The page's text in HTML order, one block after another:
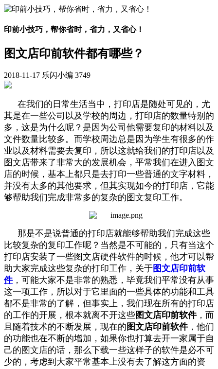
印前小技巧，帮你省时，省力，又省心！
图文店印前软件都有哪些？
2018-11-17 乐闪小编 3749
在我们的日常生活当中，打印店是随处可见的，尤
其是在一些公司以及学校的周边，打印店的数量特别的
多，这是为什么呢？是因为公司他需要复印的材料以及
文件数量比较多。而学校周边总是因为学生有很多的作
业以及材料需要去复印，所以这就给我们的打印店以及
图文店带来了非常大的发展机会，平常我们在进入图文
店的时候，基本上都只是去打印一些普通的文字材料，
并没有太多的其他要求，但其实现如今的打印店，它能
够帮助我们完成非常多的复杂的图文复印工作。
那是不是说普通的打印店就能够帮助我们完成这些
比较复杂的复印工作呢？当然是不可能的，只有当这个
打印店安装了一些图文店硬件软件的时候，他才可以帮
助大家完成这些复杂的打印工作，关于图文店印前软
件，可能大家不是非常的熟悉，毕竟我们平常没有从事
这一项工作，所以对于它里面的一些具体的功能和工具
都不是非常的了解，但事实上，我们现在所有的打印店
的工作的开展，根本就离不开这些图文店印前软件，而
且随着技术的不断发展，现在的 图文店印前软件，他们
的功能也在不断的增加，如果你也打算去开一家属于自
己的图文店的话，那么下载一些这样子的软件是必不可
少的，考虑到大家平常基本上没有去了解这方面的资